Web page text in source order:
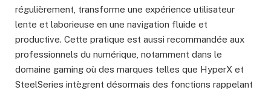
régulièrement, transforme une expérience utilisateur
lente et laborieuse en une navigation fluide et
productive. Cette pratique est aussi recommandée aux
professionnels du numérique, notamment dans le
domaine gaming où des marques telles que HyperX et
SteelSeries intègrent désormais des fonctions rappelant